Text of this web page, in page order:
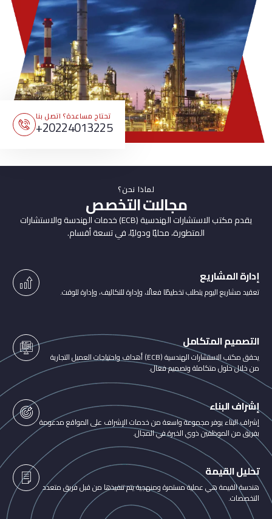
تحتاج مساعدة؟ اتصل بنا
20224013225+
لماذا نحن؟
مجالات التخصص
يقدم مكتب الاستشارات الهندسية (ECB) خدمات الهندسة والاستشارات
المتطورة، محليًا ودوليًا، في تسعة أقسام.
إدارة المشاريع
تعقيد مشاريع اليوم يتطلب تخطيطًا فعالًا، وإدارة للتكاليف، وإدارة للوقت.
التصميم المتكامل
يحقق مكتب الاستشارات الهندسية (ECB) أهداف واحتياجات العميل التجارية
من خلال حلول متكاملة وتصميم فعال.
إشراف البناء
إشراف البناء يوفر مجموعة واسعة من خدمات الإشراف على المواقع مدعومة
بفريق من الموظفين ذوي الخبرة في المجال.
تحليل القيمة
هندسة القيمة هي عملية مستمرة ومنهجية يتم تنفيذها من قبل فريق متعدد
التخصصات.